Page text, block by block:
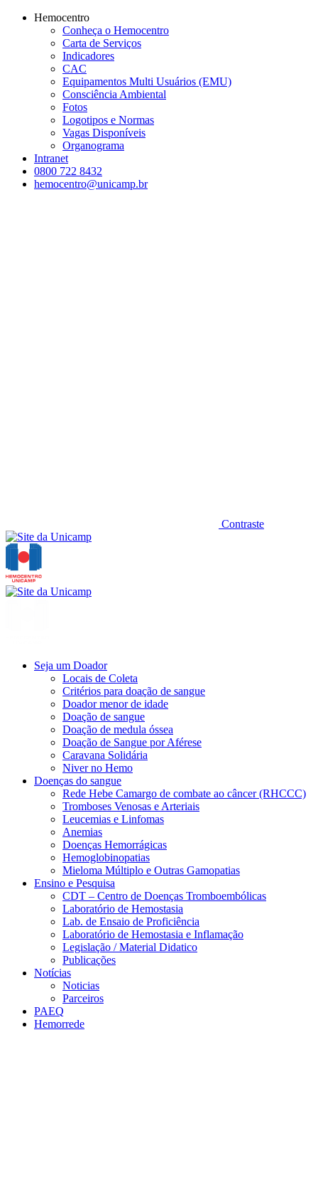
Conteúdo principal
Hemocentro
Conheça o Hemocentro
Carta de Serviços
Indicadores
CAC
Equipamentos Multi Usuários (EMU)
Consciência Ambiental
Fotos
Logotipos e Normas
Vagas Disponíveis
Organograma
Intranet
0800 722 8432
hemocentro@unicamp.br
Contraste
Seja um Doador
Locais de Coleta
Critérios para doação de sangue
Doador menor de idade
Doação de sangue
Doação de medula óssea
Doação de Sangue por Aférese
Caravana Solidária
Niver no Hemo
Doenças do sangue
Rede Hebe Camargo de combate ao câncer (RHCCC)
Tromboses Venosas e Arteriais
Leucemias e Linfomas
Anemias
Doenças Hemorrágicas
Hemoglobinopatias
Mieloma Múltiplo e Outras Gamopatias
Ensino e Pesquisa
CDT – Centro de Doenças Tromboembólicas
Laboratório de Hemostasia
Lab. de Ensaio de Proficiência
Laboratório de Hemostasia e Inflamação
Legislação / Material Didatico
Publicações
Notícias
Noticias
Parceiros
PAEQ
Hemorrede